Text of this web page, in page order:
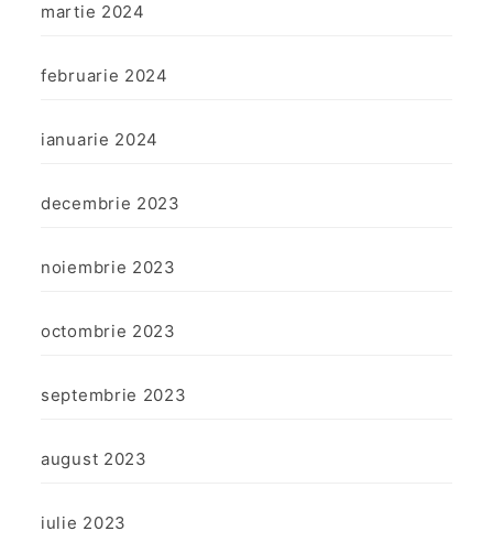
martie 2024
februarie 2024
ianuarie 2024
decembrie 2023
noiembrie 2023
octombrie 2023
septembrie 2023
august 2023
iulie 2023